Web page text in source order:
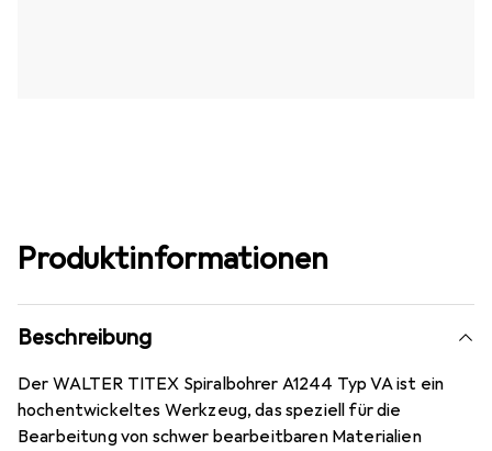
Produktinformationen
Beschreibung
Der WALTER TITEX Spiralbohrer A1244 Typ VA ist ein
hochentwickeltes Werkzeug, das speziell für die
Bearbeitung von schwer bearbeitbaren Materialien